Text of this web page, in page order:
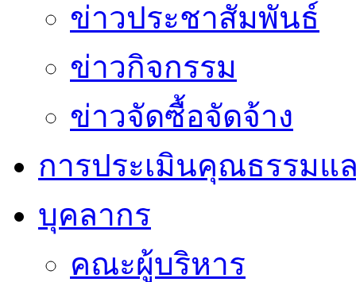
ข่าวประชาสัมพันธ์
ข่าวกิจกรรม
ข่าวจัดซื้อจัดจ้าง
การประเมินคุณธรรมแ
บุคลากร
คณะผู้บริหาร